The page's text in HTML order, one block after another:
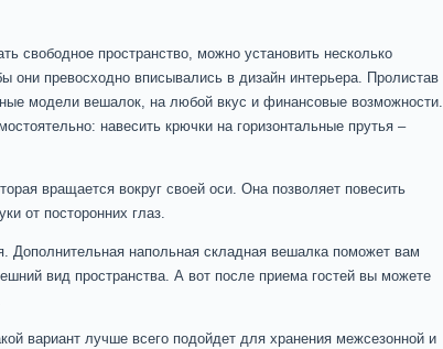
свободное пространство, можно установить несколько
превосходно вписывались в дизайн интерьера. Пролистав
модели вешалок, на любой вкус и финансовые возможности.
навесить крючки на горизонтальные прутья –
вращается вокруг своей оси. Она позволяет повесить
от посторонних глаз.
Дополнительная напольная складная вешалка поможет вам
вид пространства. А вот после приема гостей вы можете
вариант лучше всего подойдет для хранения межсезонной и